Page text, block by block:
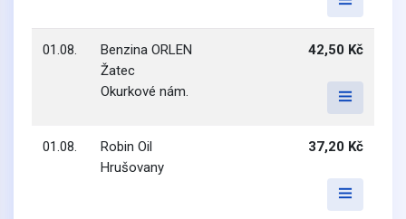
01.08.
Benzina ORLEN
Žatec
Okurkové nám.
42,50 Kč
01.08.
Robin Oil
Hrušovany
37,20 Kč